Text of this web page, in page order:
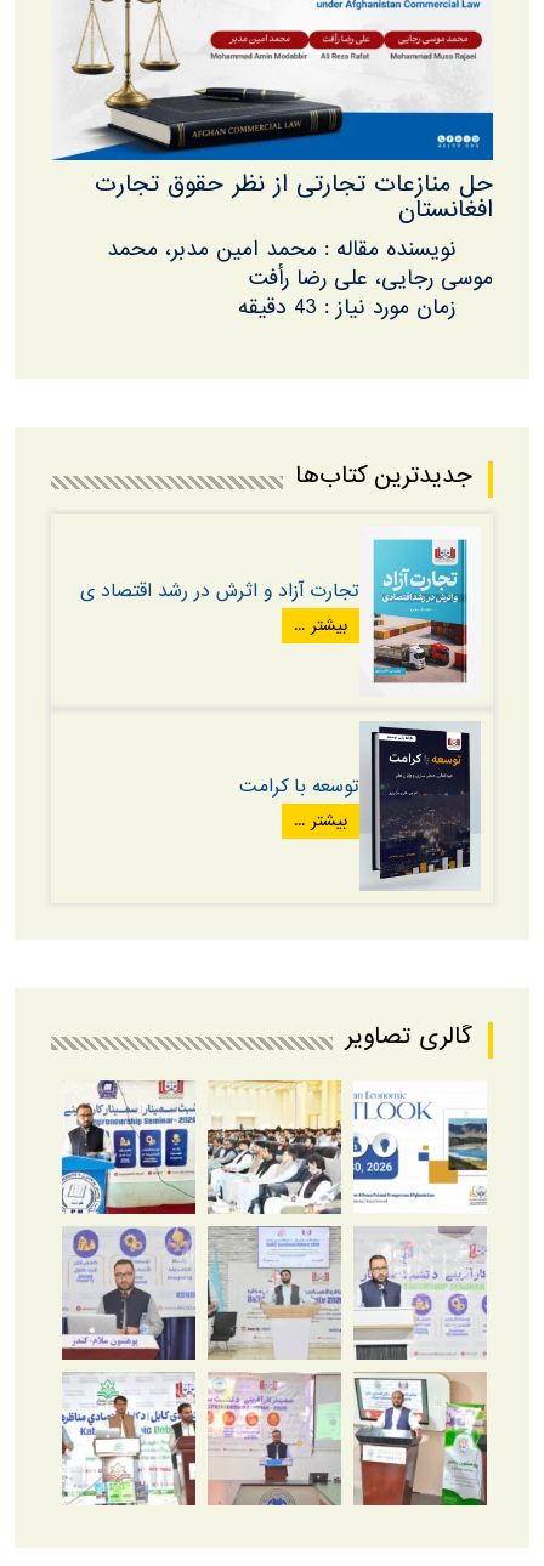
حل منازعات تجارتی از نظر حقوق تجارت
افغانستان
نویسنده مقاله : محمد امین مدبر، محمد
موسی رجایی، علی رضا رأفت
زمان مورد نیاز : 43 دقیقه
جدیدترین کتاب‌ها
تجارت آزاد و اثرش در رشد اقتصاد ی
بیشتر ...
توسعه با کرامت
بیشتر ...
گالری تصاویر